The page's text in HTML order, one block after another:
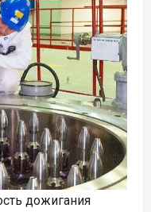
дожигания